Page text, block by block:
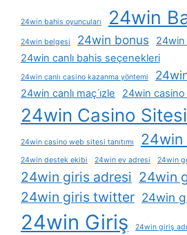
24win bahis oyuncuları 24win
24win belgesi 24win bonus
24win
24win canlı bahis seçenekleri
24win canlı casino kazanma yöntemi
24win canlı maç i̇zle 24win
24win Casino Sitesi
24win casino web sitesi tanıtımı 24win
24win destek ekibi 24win ev adresi 24win
24win giris adresi 24win
24win giris twitter 24win
24win Giriş 24win giriş